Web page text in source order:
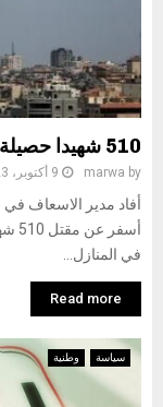
510 شهيدا حصيلة الغارات الإسرائيلية على غزة
by
marwa 9 أكتوبر، 2023
أفاد مدير الاسعاف
في المنازل...
Read more
سياسة وطنية